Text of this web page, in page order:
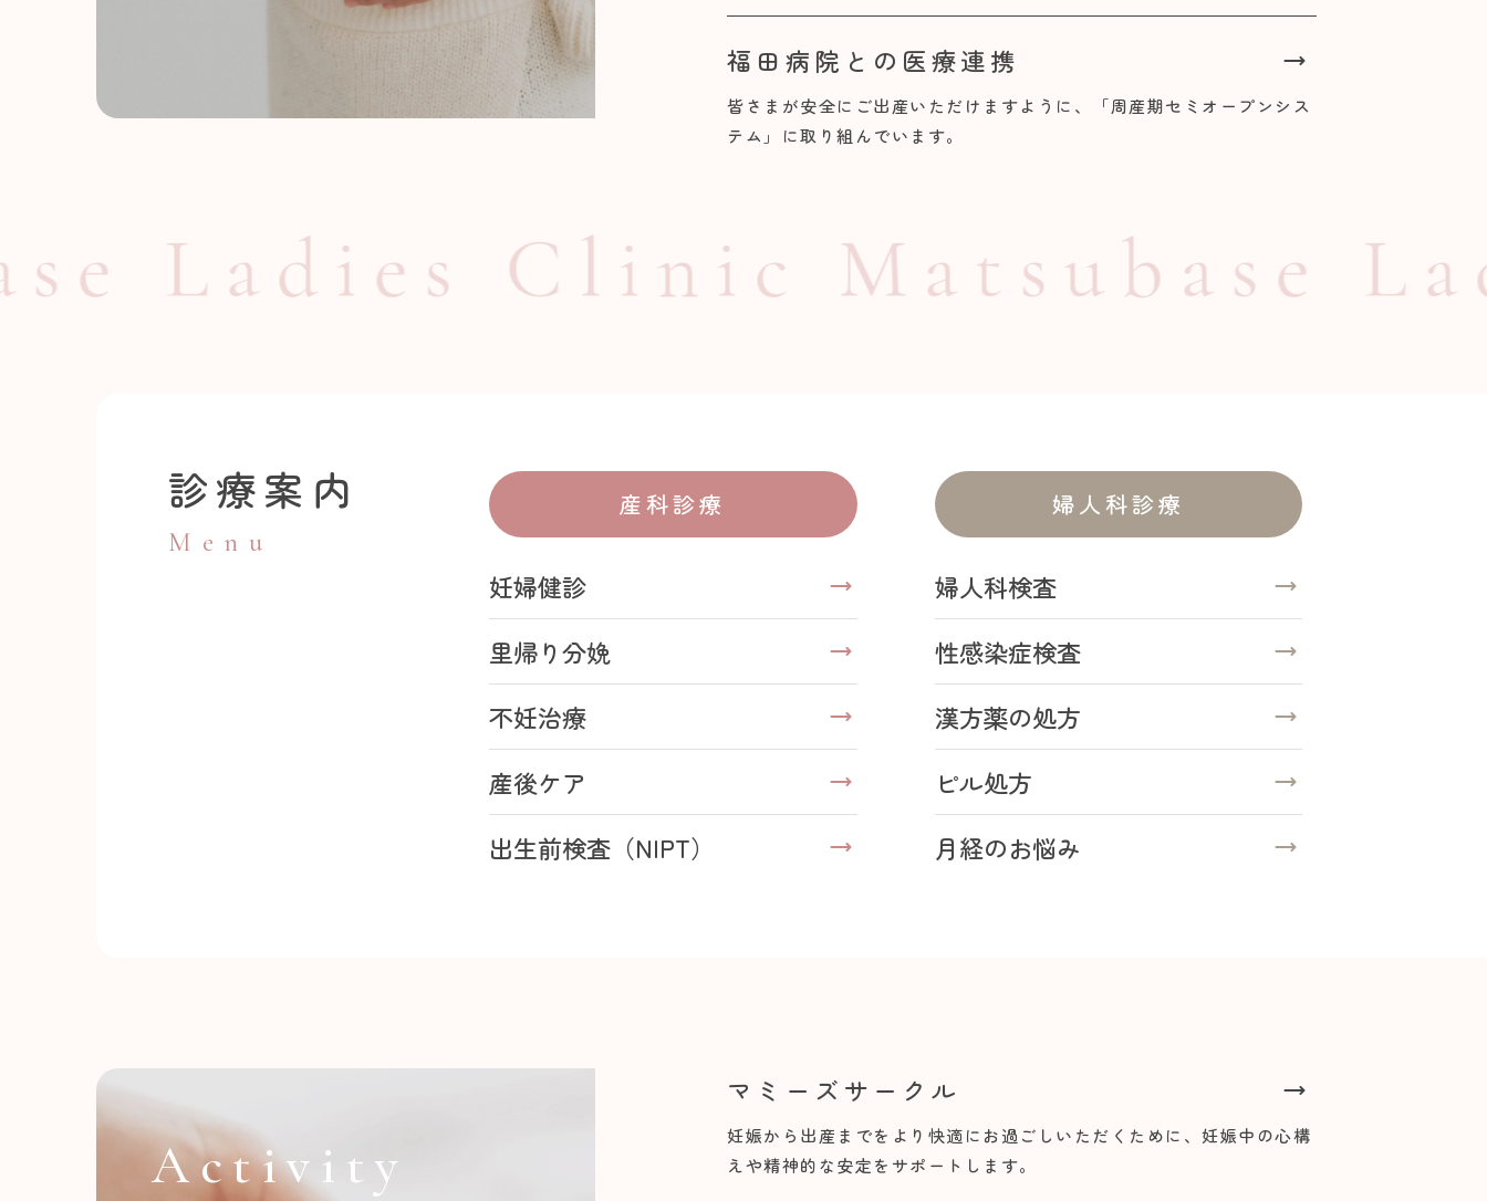
福田病院との医療連携
皆さまが安全にご出産いただけますように、「周産期セミオープンシス
テム」に取り組んでいます。
Ladies Clinic Matsubase
診療案内
Menu
産科診療
妊婦健診
里帰り分娩
不妊治療
産後ケア
出生前検査（NIPT）
婦人科診療
婦人科検査
性感染症検査
漢方薬の処方
ピル処方
月経のお悩み
マミーズサークル
妊娠から出産までをより快適にお過ごしいただくために、妊娠中の心構
えや精神的な安定をサポートします。
Activity